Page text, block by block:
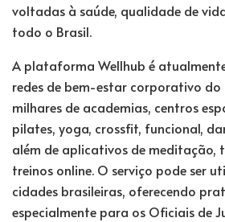
voltadas à saúde, qualidade de
todo o Brasil.
A plataforma Wellhub é
redes de bem-estar corporativo do
milhares de academias, centros
pilates, yoga, crossfit, funcional,
além de aplicativos de meditação,
treinos online. O serviço pode ser
cidades brasileiras, oferecendo
especialmente para os Oficiais de